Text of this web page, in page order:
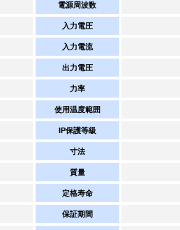
電源周波数
入力電圧
入力電流
出力電圧
力率
使用温度範囲
IP保護等級
寸法
質量
定格寿命
保証期間